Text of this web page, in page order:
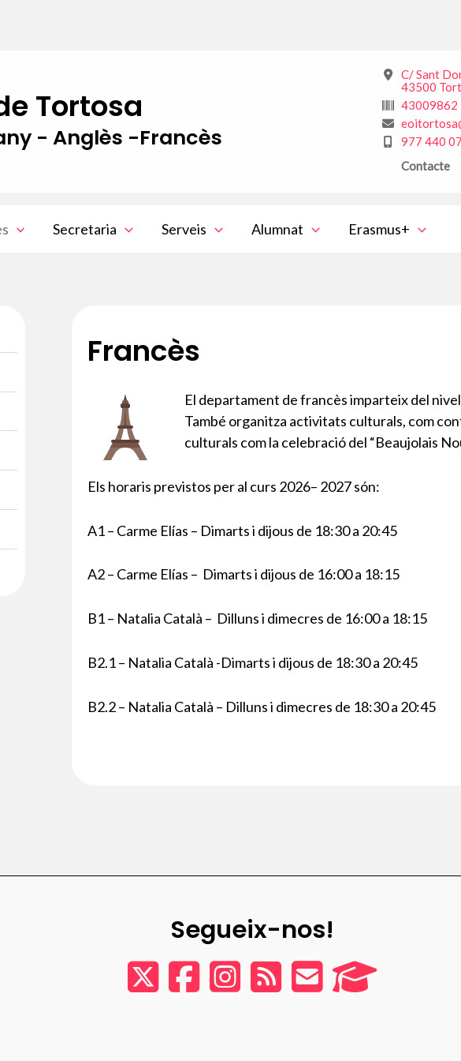
Tortosa
- Anglès -Francès
C/ Sant
43500
43009862
977 440
Contacte
Secretaria Serveis Alumnat Erasmus+
Francès
El departament de francès imparteix del
També organitza activitats culturals, com
culturals com la celebració del “Beaujolais
Els horaris previstos per al curs 2026– 2027 són:
A1 – Carme Elías – Dimarts i dijous de 18:30 a 20:45
A2 – Carme Elías – Dimarts i dijous de 16:00 a 18:15
B1 – Natalia Català – Dilluns i dimecres de 16:00 a 18:15
B2.1 – Natalia Català -Dimarts i dijous de 18:30 a 20:45
B2.2 – Natalia Català – Dilluns i dimecres de 18:30 a 20:45
Segueix-nos!